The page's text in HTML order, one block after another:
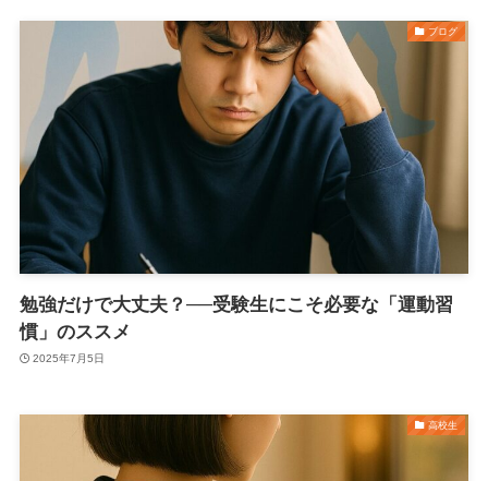
ブログ
勉強だけで大丈夫？──受験生にこそ必要な「運動習
慣」のススメ
2025年7月5日
高校生